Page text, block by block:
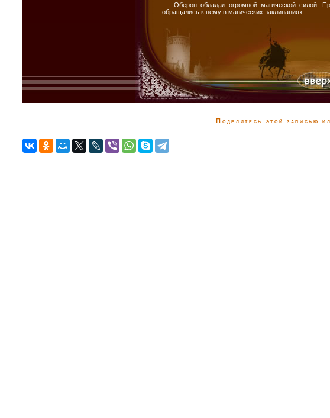
Оберон обладал огромной магической силой.
обращались к нему в магических заклинаниях.
Поделитесь этой записью